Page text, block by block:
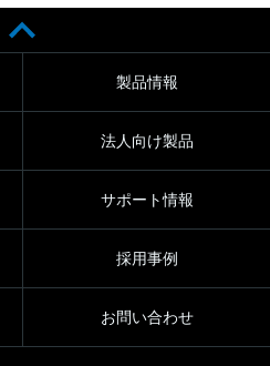
製品情報
法人向け製品
サポート情報
採用事例
お問い合わせ